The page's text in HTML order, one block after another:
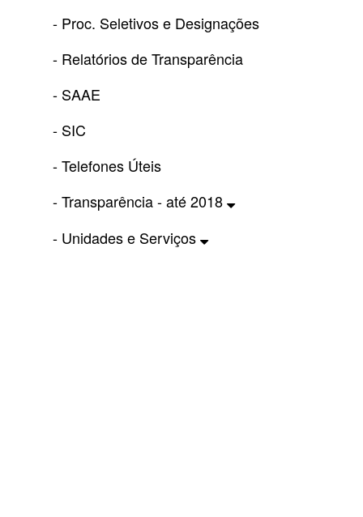
- Proc. Seletivos e Designações
- Relatórios de Transparência
- SAAE
- SIC
- Telefones Úteis
- Transparência - até 2018
- Unidades e Serviços